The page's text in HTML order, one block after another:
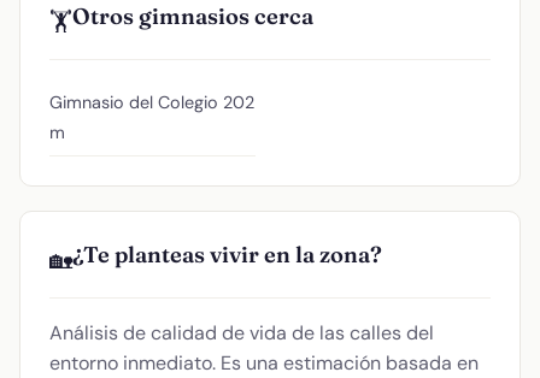
🏋️Otros gimnasios cerca
Gimnasio del Colegio 202
m
🏡¿Te planteas vivir en la zona?
Análisis de calidad de vida de las calles del
entorno inmediato. Es una estimación basada en